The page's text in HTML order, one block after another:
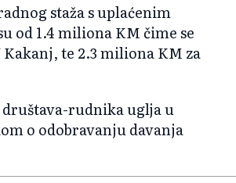
staža s uplaćenim
od 1.4 miliona KM čime se
te 2.3 miliona KM za
društava-rudnika uglja u
o odobravanju davanja